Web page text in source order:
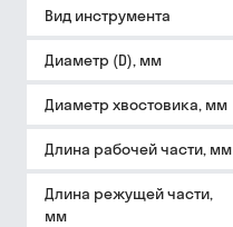
Вид инструмента
Диаметр (D), мм
Диаметр хвостовика, мм
Длина рабочей части, мм
Длина режущей части,
мм